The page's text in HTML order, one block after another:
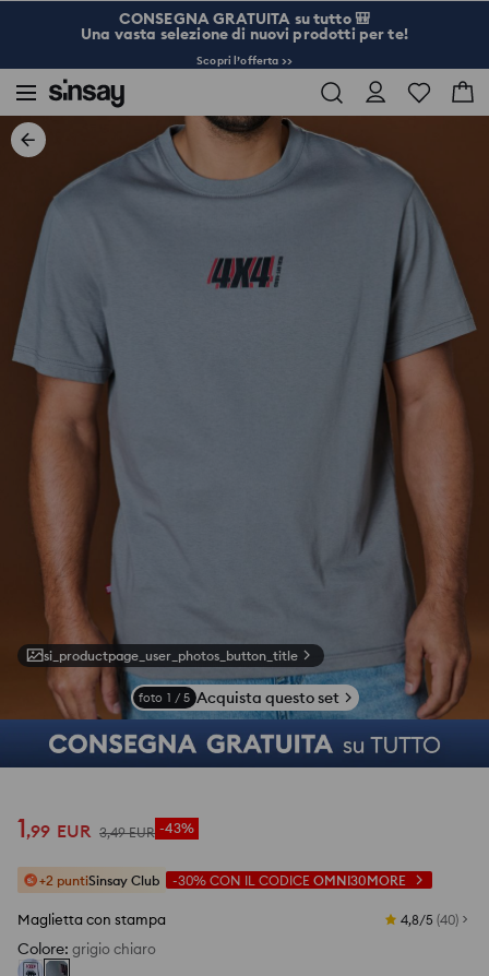
CONSEGNA GRATUITA su tutto 🎒
Una vasta selezione di nuovi prodotti per te!
Scopri l’offerta >>
si_productpage_user_photos_button_title
foto 1 / 5 Acquista questo set
1,99 EUR 3,49 EUR -43%
+2 puntiSinsay Club -30% CON IL CODICE OMNI30MORE
Maglietta con stampa 4,8/5 (40)
Colore: grigio chiaro